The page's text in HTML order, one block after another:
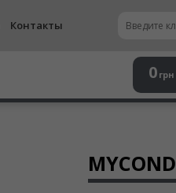
Контакты
0 грн
MYCOND